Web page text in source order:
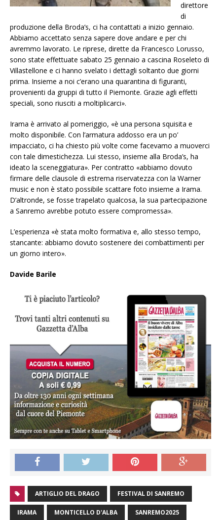
direttore
di
produzione della Broda’s, ci ha contattati a inizio gennaio.
Abbiamo accettato senza sapere dove andare e per chi
avremmo lavorato. Le riprese, dirette da Francesco Lorusso,
sono state effettuate sabato 25 gennaio a cascina Roseleto di
Villastellone e ci hanno svelato i dettagli soltanto due giorni
prima. Insieme a noi c’erano una quarantina di figuranti,
provenienti da gruppi di tutto il Piemonte. Grazie agli effetti
speciali, sono riusciti a moltiplicarci».
Irama è arrivato al pomeriggio, «è una persona squisita e
molto disponibile. Con l’armatura addosso era un po’
impacciato, ci ha chiesto più volte come facevamo a muoverci
con tale dimestichezza. Lui stesso, insieme alla Broda’s, ha
ideato la sceneggiatura». Per contratto «abbiamo dovuto
firmare delle clausole di estrema riservatezza con la Warner
music e non è stato possibile scattare foto insieme a Irama.
D’altronde, se fosse trapelato qualcosa, la sua partecipazione
a Sanremo avrebbe potuto essere compromessa».
L’esperienza «è stata molto formativa e, allo stesso tempo,
stancante: abbiamo dovuto sostenere dei combattimenti per
un giorno intero».
Davide Barile
ARTIGLIO DEL DRAGO FESTIVAL DI SANREMO
IRAMA MONTICELLO D'ALBA SANREMO2025